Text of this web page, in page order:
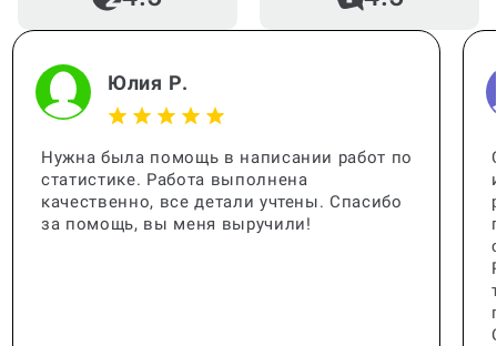
Юлия Р.
Нужна была помощь в написании работ по
статистике. Работа выполнена
качественно, все детали учтены. Спасибо
за помощь, вы меня выручили!